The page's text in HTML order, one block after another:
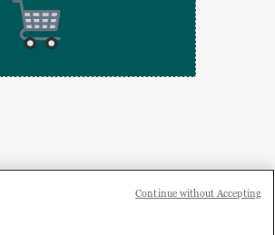
Continue without Accepting